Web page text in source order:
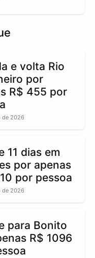
e volta Rio
por
R$ 455 por
de 2026
11 dias em
por apenas
por pessoa
de 2026
para Bonito
R$ 1096